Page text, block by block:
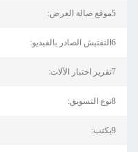
5موقع صالة العرض:
6التفتيش الصادر بالفيديو:
7تقرير اختبار الآلات:
8نوع التسويق:
9يكتب: